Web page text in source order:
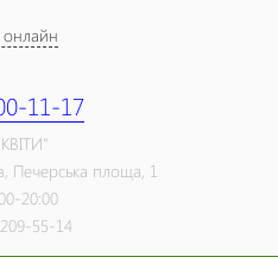
онлайн
11-17
Печерська площа, 1
20:00
55-14